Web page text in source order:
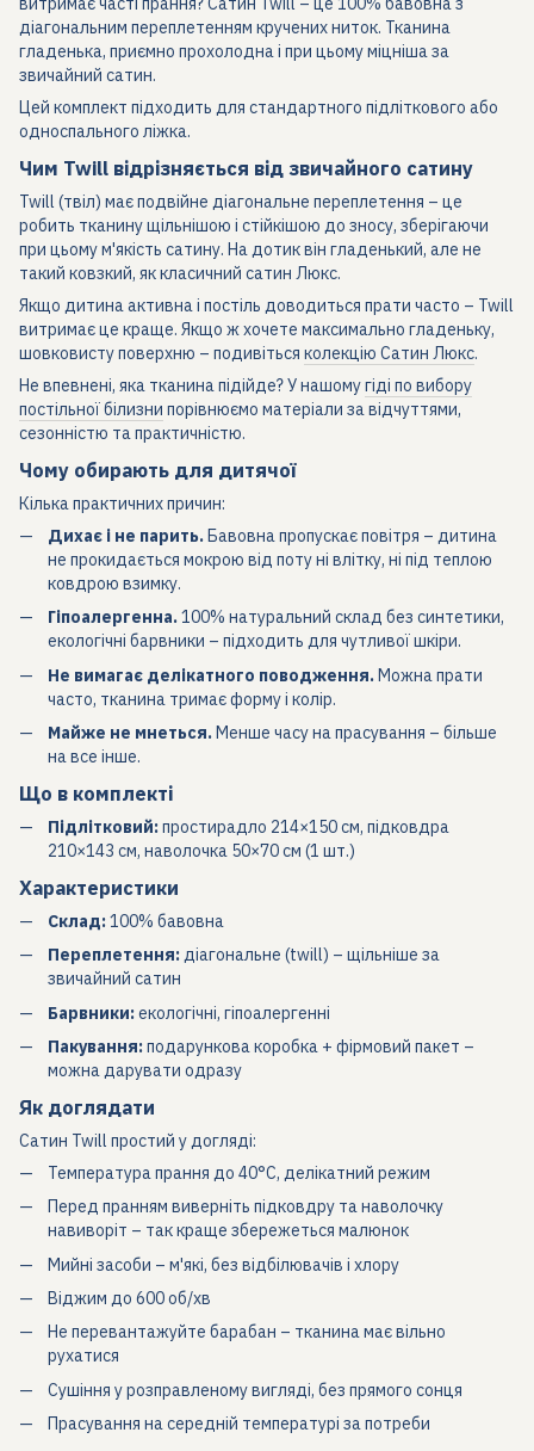
діагональним переплетенням кручених ниток. Тканина
гладенька, приємно прохолодна і при цьому міцніша за
звичайний сатин.
Цей комплект підходить для стандартного підліткового або
односпального ліжка.
Чим Twill відрізняється від звичайного сатину
Twill (твіл) має подвійне діагональне переплетення – це
робить тканину щільнішою і стійкішою до зносу, зберігаючи
при цьому м'якість сатину. На дотик він гладенький, але не
такий ковзкий, як класичний сатин Люкс.
Якщо дитина активна і постіль доводиться прати часто – Twill
витримає це краще. Якщо ж хочете максимально гладеньку,
шовковисту поверхню – подивіться колекцію Сатин Люкс.
Не впевнені, яка тканина підійде? У нашомугіді по вибору
постільної білизни порівнюємо матеріали за відчуттями,
сезонністю та практичністю.
Чому обирають для дитячої
Кілька практичних причин:
Дихає і не парить.Бавовна пропускає повітря – дитина
не прокидається мокрою від поту ні влітку, ні під теплою
ковдрою взимку.
Гіпоалергенна.100% натуральний склад без синтетики,
екологічні барвники – підходить для чутливої шкіри.
Не вимагає делікатного поводження.Можна прати
часто, тканина тримає форму і колір.
Майже не мнеться.Менше часу на прасування – більше
на все інше.
Що в комплекті
Підлітковий:простирадло 214×150 см, підковдра
210×143 см, наволочка 50×70 см (1 шт.)
Характеристики
Склад:100% бавовна
Переплетення:діагональне (twill) – щільніше за
звичайний сатин
Барвники:екологічні, гіпоалергенні
Пакування:подарункова коробка + фірмовий пакет –
можна дарувати одразу
Як доглядати
Сатин Twill простий у догляді:
Температура прання до 40°C, делікатний режим
Перед пранням виверніть підковдру та наволочку
навиворіт – так краще збережеться малюнок
Мийні засоби – м'які, без відбілювачів і хлору
Віджим до 600 об/хв
Не перевантажуйте барабан – тканина має вільно
рухатися
Сушіння у розправленому вигляді, без прямого сонця
Прасування на середній температурі за потреби